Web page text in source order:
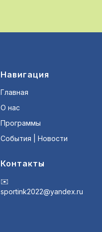
Навигация
Главная
О нас
Программы
События | Новости
Контакты
✉️
sportink2022@yandex.ru